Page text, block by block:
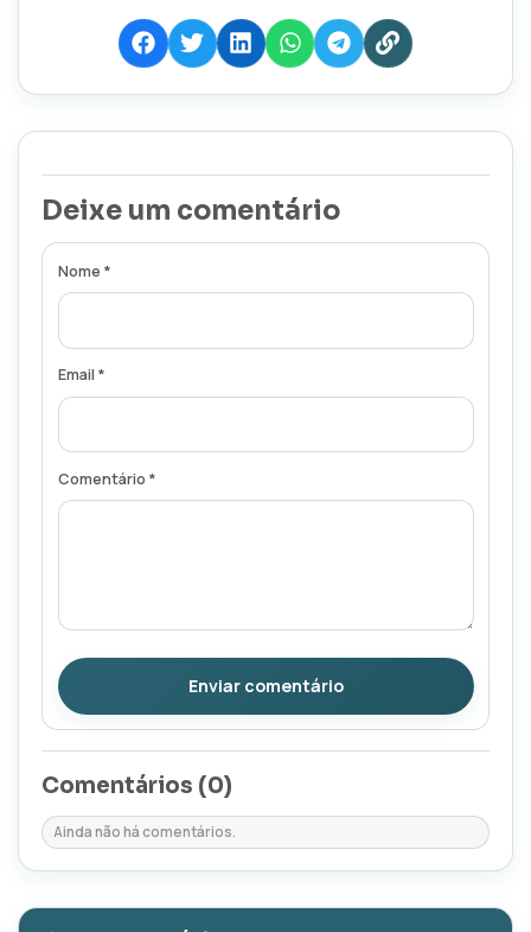
Deixe um comentário
Nome *
Email *
Comentário *
Enviar comentário
Comentários (0)
Ainda não há comentários.